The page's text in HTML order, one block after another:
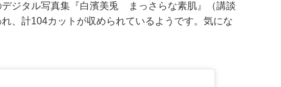
ジタル写真集『白濱美兎 まっさらな素肌』（講談
、計104カットが収められているようです。気にな